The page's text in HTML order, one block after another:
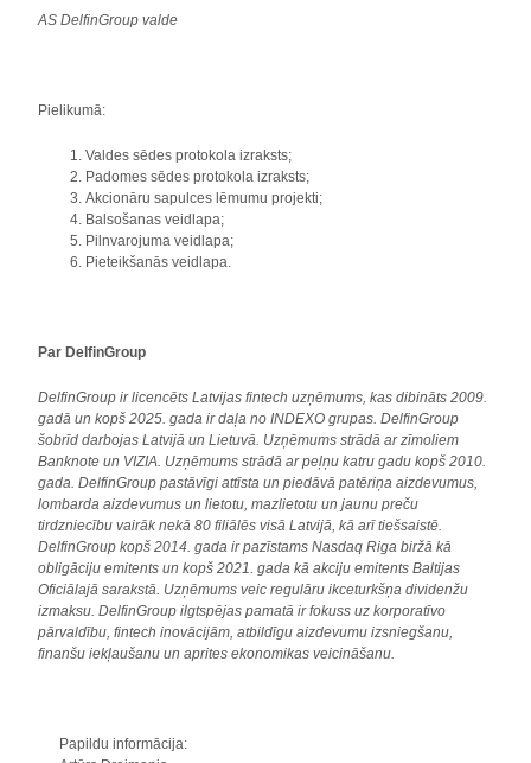
AS DelfinGroup valde
Pielikumā:
Valdes sēdes protokola izraksts;
Padomes sēdes protokola izraksts;
Akcionāru sapulces lēmumu projekti;
Balsošanas veidlapa;
Pilnvarojuma veidlapa;
Pieteikšanās veidlapa.
Par DelfinGroup
DelfinGroup ir licencēts Latvijas fintech uzņēmums, kas dibināts 2009.
gadā un kopš 2025. gada ir daļa no INDEXO grupas. DelfinGroup
šobrīd darbojas Latvijā un Lietuvā. Uzņēmums strādā ar zīmoliem
Banknote un VIZIA. Uzņēmums strādā ar peļņu katru gadu kopš 2010.
gada. DelfinGroup pastāvīgi attīsta un piedāvā patēriņa aizdevumus,
lombarda aizdevumus un lietotu, mazlietotu un jaunu preču
tirdzniecību vairāk nekā 80 filiālēs visā Latvijā, kā arī tiešsaistē.
DelfinGroup kopš 2014. gada ir pazīstams Nasdaq Riga biržā kā
obligāciju emitents un kopš 2021. gada kā akciju emitents Baltijas
Oficiālajā sarakstā. Uzņēmums veic regulāru ikceturkšņa dividenžu
izmaksu. DelfinGroup ilgtspējas pamatā ir fokuss uz korporatīvo
pārvaldību, fintech inovācijām, atbildīgu aizdevumu izsniegšanu,
finanšu iekļaušanu un aprites ekonomikas veicināšanu.
Papildu informācija: